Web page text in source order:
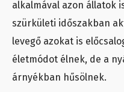
alkalmával azon állatok
szürkületi időszakban
levegő azokat is
életmódot élnek, de a
árnyékban hűsölnek.